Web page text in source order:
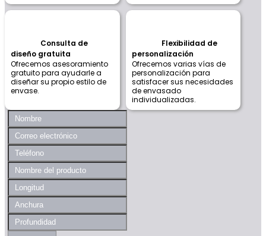
Consulta de
diseño gratuita
Ofrecemos asesoramiento
gratuito para ayudarle a
diseñar su propio estilo de
envase.
Flexibilidad de
personalización
Ofrecemos varias vías de
personalización para
satisfacer sus necesidades
de envasado
individualizadas.